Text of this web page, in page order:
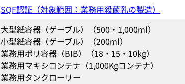
SQF認証（対象範囲：業務用殺菌乳の製造）
大型紙容器（ゲーブル）（500・1,000ml）
小型紙容器（ゲーブル）（200ml）
業務用ポリ容器（BIB）（18・15・10kg）
業務用マキシコンテナ（1,000Kgコンテナ）
業務用タンクローリー